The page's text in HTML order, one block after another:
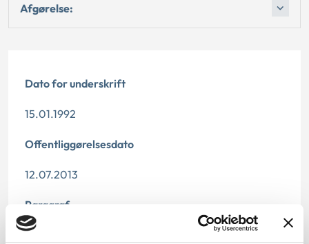
Afgørelse:
Dato for underskrift
15.01.1992
Offentliggørelsesdato
12.07.2013
Paragraf
§ 18 § 21